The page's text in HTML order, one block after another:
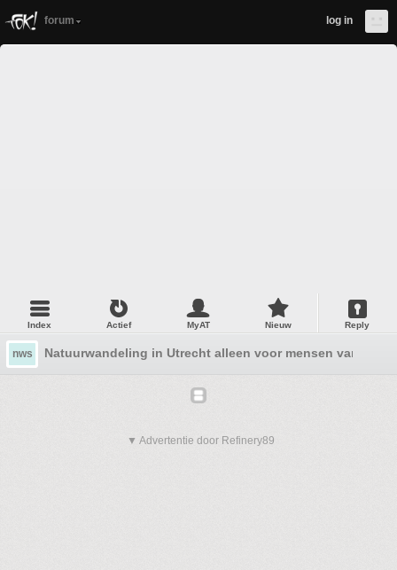
forum log in
Index Actief MyAT Nieuw Reply
nws Natuurwandeling in Utrecht alleen voor mensen van kleur
▼ Advertentie door Refinery89